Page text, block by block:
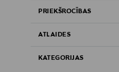
PRIEKŠROCĪBAS
ATLAIDES
KATEGORIJAS